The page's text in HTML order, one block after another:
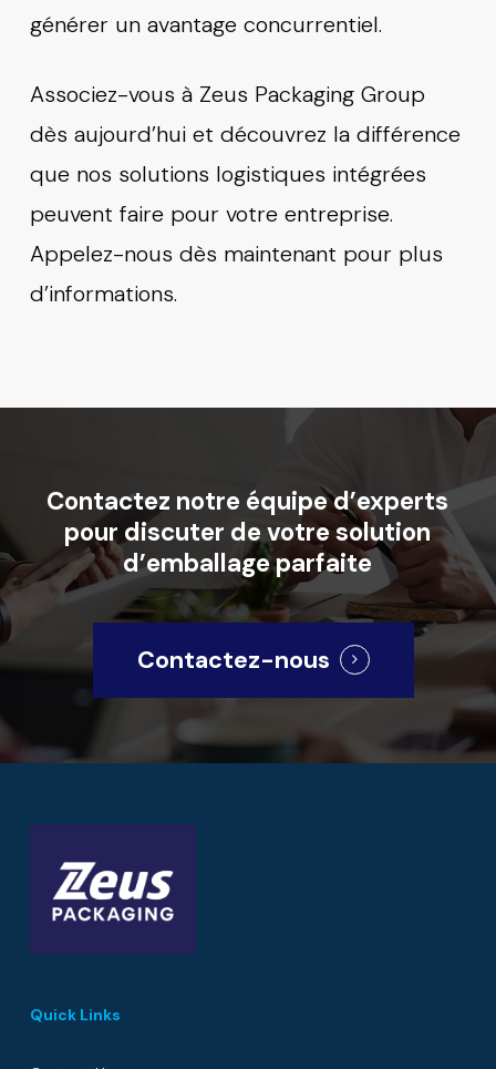
générer un avantage concurrentiel.
Associez-vous à Zeus Packaging Group
dès aujourd’hui et découvrez la différence
que nos solutions logistiques intégrées
peuvent faire pour votre entreprise.
Appelez-nous dès maintenant pour plus
d’informations.
Contactez notre équiped’experts
pour discuter devotre solution
d’emballageparfaite
Contactez-nous
Quick Links